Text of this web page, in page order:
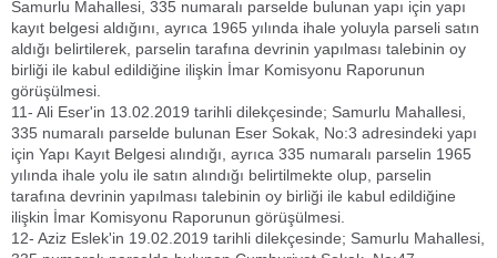
Samurlu Mahallesi, 335 numaralı parselde bulunan yapı için yapı
kayıt belgesi aldığını, ayrıca 1965 yılında ihale yoluyla parseli satın
aldığı belirtilerek, parselin tarafına devrinin yapılması talebinin oy
birliği ile kabul edildiğine ilişkin İmar Komisyonu Raporunun
görüşülmesi.
11- Ali Eser'in 13.02.2019 tarihli dilekçesinde; Samurlu Mahallesi,
335 numaralı parselde bulunan Eser Sokak, No:3 adresindeki yapı
için Yapı Kayıt Belgesi alındığı, ayrıca 335 numaralı parselin 1965
yılında ihale yolu ile satın alındığı belirtilmekte olup, parselin
tarafına devrinin yapılması talebinin oy birliği ile kabul edildiğine
ilişkin İmar Komisyonu Raporunun görüşülmesi.
12- Aziz Eslek'in 19.02.2019 tarihli dilekçesinde; Samurlu Mahallesi,